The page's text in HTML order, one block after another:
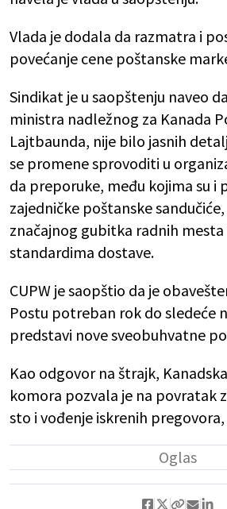
Vlada je dodala da razmatra i
povećanje cene poštanske
Sindikat je u saopštenju naveo
ministra nadležnog za Kanada
Lajtbaunda, nije bilo jasnih
se promene sprovoditi u
da preporuke, među kojima su i
zajedničke poštanske
značajnog gubitka radnih
standardima dostave.
CUPW je saopštio da je
Postu potreban rok do sledeće
predstavi nove sveobuhvatne
Kao odgovor na štrajk,
komora pozvala je na povratak
sto i vođenje iskrenih